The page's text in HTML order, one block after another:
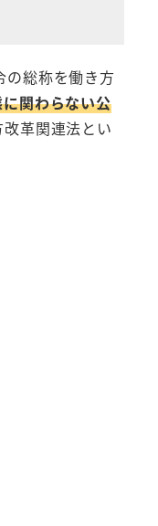
の総称を働き方
関わらない公
革関連法とい